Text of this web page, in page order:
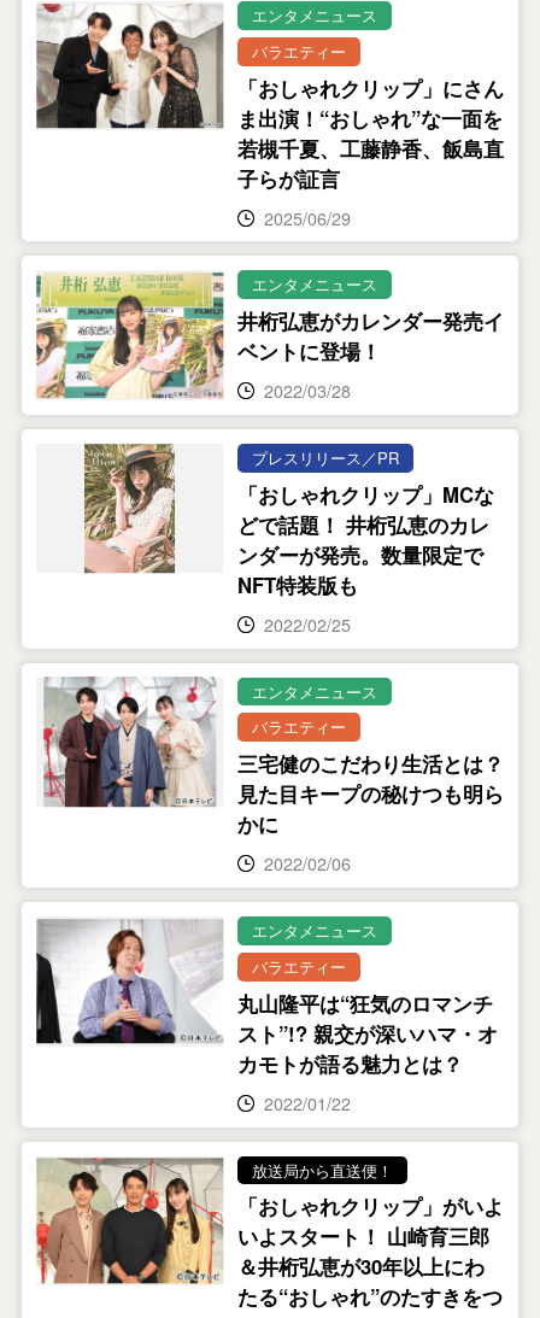
エンタメニュース
バラエティー
「おしゃれクリップ」にさん
ま出演！“おしゃれ”な一面を
若槻千夏、工藤静香、飯島直
子らが証言
2025/06/29
エンタメニュース
井桁弘恵がカレンダー発売イ
ベントに登場！
2022/03/28
プレスリリース／PR
「おしゃれクリップ」MCな
どで話題！ 井桁弘恵のカレ
ンダーが発売。数量限定で
NFT特装版も
2022/02/25
エンタメニュース
バラエティー
三宅健のこだわり生活とは？
見た目キープの秘けつも明ら
かに
2022/02/06
エンタメニュース
バラエティー
丸山隆平は“狂気のロマンチ
スト”!? 親交が深いハマ・オ
カモトが語る魅力とは？
2022/01/22
放送局から直送便！
「おしゃれクリップ」がいよ
いよスタート！ 山崎育三郎
＆井桁弘恵が30年以上にわ
たる“おしゃれ”のたすきをつ